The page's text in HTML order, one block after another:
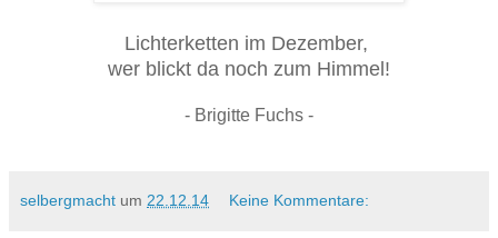
Lichterketten im Dezember,
wer blickt da noch zum Himmel!
- Brigitte Fuchs -
selbergmacht um 22.12.14 Keine Kommentare: